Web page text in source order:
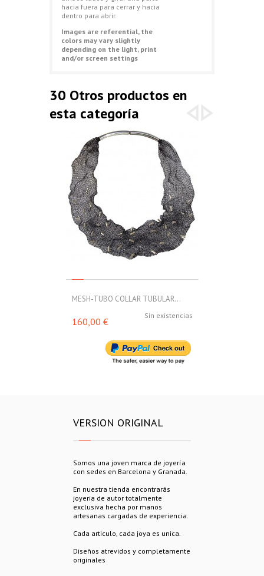
hacia fuera para cerrar y hacia
dentro para abrir.
Images are referential, the
colors may vary slightly
depending on the light, print
and/or screen settings
30 Otros productos en
esta categoría
MESH-TUBO COLLAR TUBULAR...
Sin existencias
160,00 €
VERSION ORIGINAL
Somos una joven marca de joyería
con sedes en Barcelona y Granada.
En nuestra tienda encontrarás
joyeria de autor totalmente
exclusiva hecha por manos
artesanas cargadas de experiencia.
Cada articulo, cada joya es unica.
Diseños atrevidos y completamente
originales